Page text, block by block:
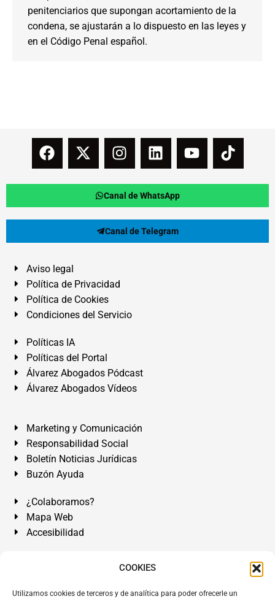
COOKIES
Utilizamos cookies de terceros y de analítica para poder ofrecerle un
penitenciarios que supongan acortamiento de la
condena, se ajustarán a lo dispuesto en las leyes y
en el Código Penal español.
Canal de WhatsApp
Canal de Telegram
Aviso legal
Política de Privacidad
Política de Cookies
Condiciones del Servicio
Políticas IA
Políticas del Portal
Álvarez Abogados Pódcast
Álvarez Abogados Vídeos
Marketing y Comunicación
Responsabilidad Social
Boletín Noticias Jurídicas
Buzón Ayuda
¿Colaboramos?
Mapa Web
Accesibilidad
Álvarez Abogados Tenerife:Calle Teobaldo Power Nº 7,
de Tenerife. Islas Canarias.